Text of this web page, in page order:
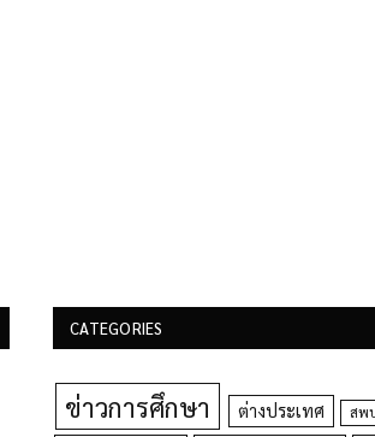
CATEGORIES
ข่าวการศึกษา ต่างประเทศ สพ